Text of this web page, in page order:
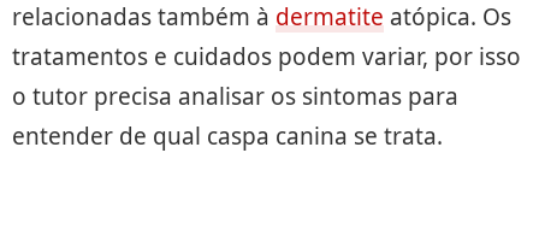
relacionadas também à dermatite atópica. Os
tratamentos e cuidados podem variar, por isso
o tutor precisa analisar os sintomas para
entender de qual caspa canina se trata.